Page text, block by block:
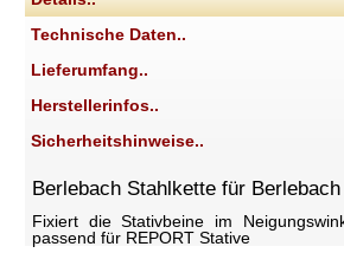
Technische Daten..
Lieferumfang..
Herstellerinfos..
Sicherheitshinweise..
Berlebach Stahlkette für
Fixiert die Stativbeine im
passend für REPORT Stative